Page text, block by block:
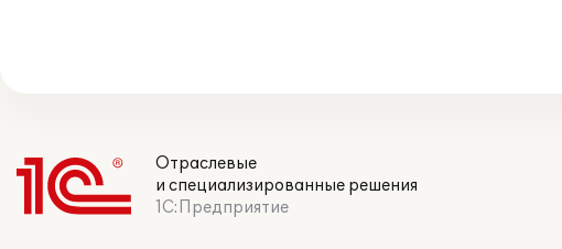
Отраслевые
и специализированные решения
1С:Предприятие